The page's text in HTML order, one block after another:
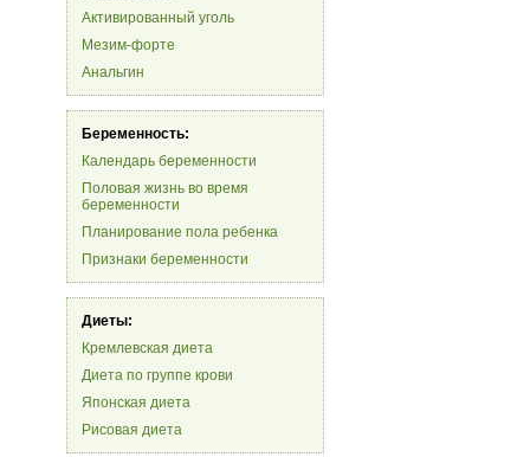
Активированный уголь
Мезим-форте
Анальгин
Беременность:
Календарь беременности
Половая жизнь во время
беременности
Планирование пола ребенка
Признаки беременности
Диеты:
Кремлевская диета
Диета по группе крови
Японская диета
Рисовая диета